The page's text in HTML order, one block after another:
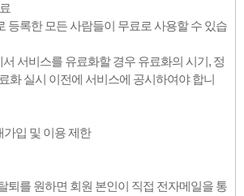
등록한 모든 사람들이 무료로 사용할 수 있습
서비스를 유료화할 경우 유료화의 시기, 정
화 실시 이전에 서비스에 공시하여야 합니
가입 및 이용 제한
퇴를 원하면 회원 본인이 직접 전자메일을 통